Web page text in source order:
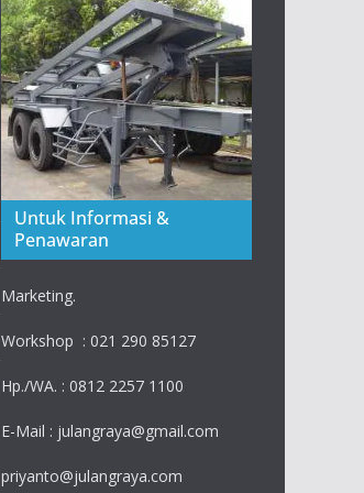
Untuk Informasi &
Penawaran
Marketing.
Workshop : 021 290 85127
Hp./WA. : 0812 2257 1100
E-Mail : julangraya@gmail.com
priyanto@julangraya.com